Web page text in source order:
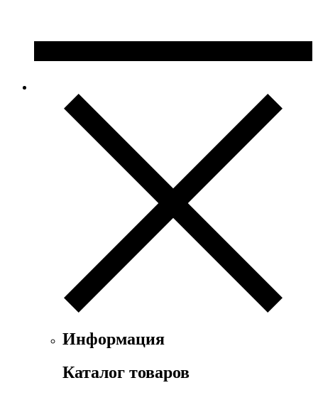
Информация
Каталог товаров